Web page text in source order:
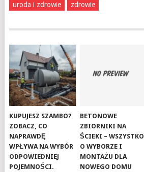
uroda i zdrowie
zdrowie
KUPUJESZ SZAMBO?
ZOBACZ, CO
NAPRAWDĘ
WPŁYWA NA WYBÓR
ODPOWIEDNIEJ
POJEMNOŚCI.
BETONOWE
ZBIORNIKI NA
ŚCIEKI – WSZYSTKO
O WYBORZE I
MONTAŻU DLA
NOWEGO DOMU